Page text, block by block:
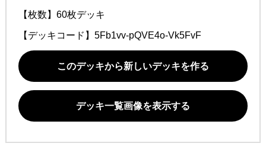
【枚数】60枚デッキ
【デッキコード】 5Fb1vv-pQVE4o-Vk5FvF
このデッキから新しいデッキを作る
デッキ一覧画像を表示する